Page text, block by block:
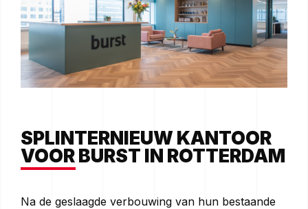
SPLINTERNIEUW KANTOOR
VOOR BURST IN ROTTERDAM
Na de geslaagde verbouwing van hun bestaande